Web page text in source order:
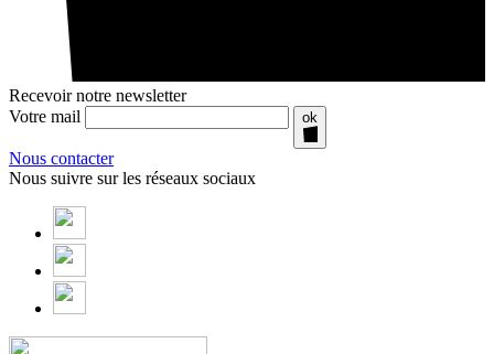
Recevoir notre newsletter
Votre mail
ok
Nous contacter
Nous suivre sur les réseaux sociaux